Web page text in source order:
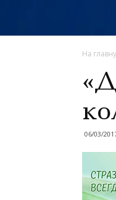
На
06/03/